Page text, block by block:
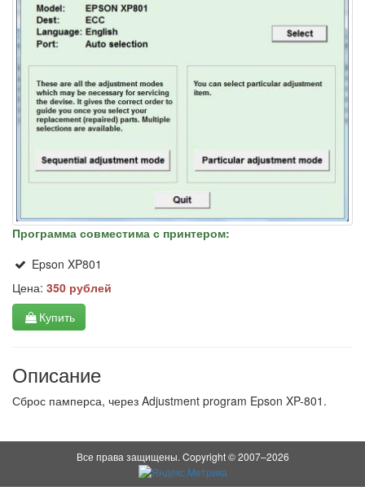
Программа совместима с принтером:
Epson XP801
Цена: 350 рублей
Купить
Описание
Сброс памперса, через Adjustment program Epson XP-801.
Все права защищены. Copyright © 2007–2026